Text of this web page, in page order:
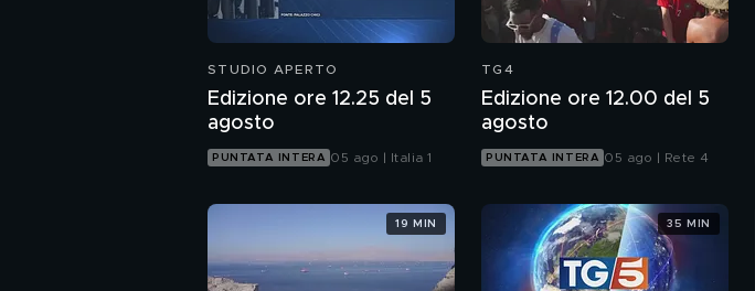
STUDIO APERTO
Edizione ore 12.25 del 5
agosto
PUNTATA INTERA 05 ago | Italia 1
TG4
Edizione ore 12.00 del 5
agosto
PUNTATA INTERA 05 ago | Rete 4
19 MIN 35 MIN